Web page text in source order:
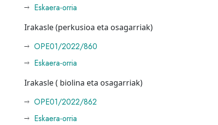
Eskaera-orria
Irakasle (perkusioa eta osagarriak)
OPE01/2022/860
Eskaera-orria
Irakasle ( biolina eta osagarriak)
OPE01/2022/862
Eskaera-orria